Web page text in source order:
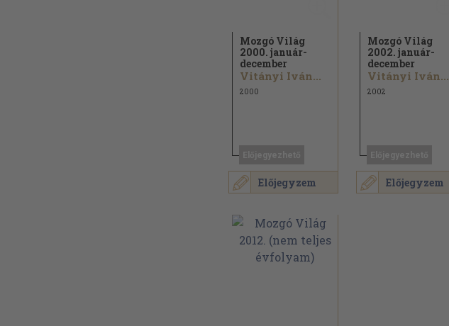
Előjegyzem
Mozgó Világ
2000. január-
december
Vitányi Iván...
2000
Előjegyzem
Mozgó Világ
2002. január-
december
Vitányi Iván...
2002